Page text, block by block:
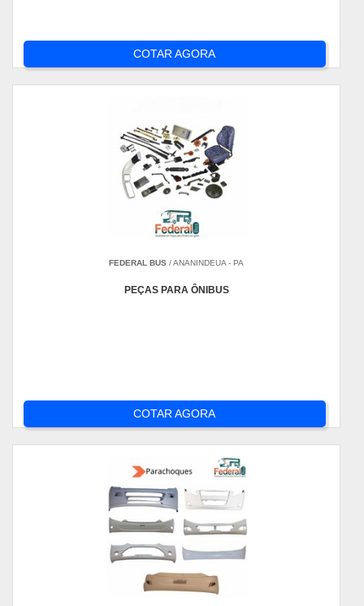
COTAR AGORA
FEDERAL BUS / ANANINDEUA - PA
PEÇAS PARA ÔNIBUS
COTAR AGORA